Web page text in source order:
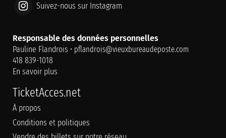
Suivez-nous sur Instagram
Responsable des données personnelles
Pauline Flandrois • pflandrois@vieuxbureaudeposte.com
418 839-1018
En savoir plus
TicketAcces.net
À propos
Conditions et politiques